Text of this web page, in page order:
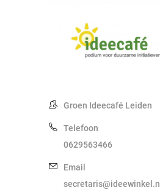
Groen Ideecafé Leiden
Telefoon
0629563466
Email
secretaris@ideewinkel.nl